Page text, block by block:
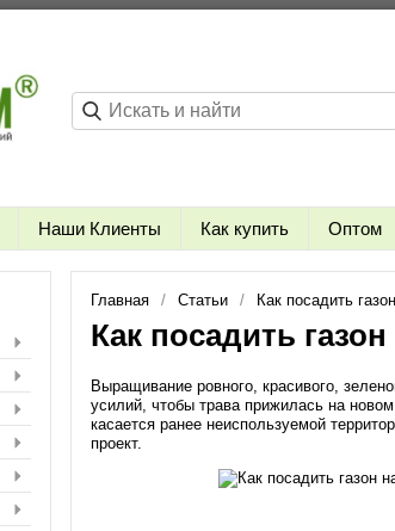
Наши Клиенты Как купить Оптом
Главная Статьи Как посадить
Как посадить
Выращивание ровного, красивого,
усилий, чтобы трава прижилась на
касается ранее неиспользуемой
проект.